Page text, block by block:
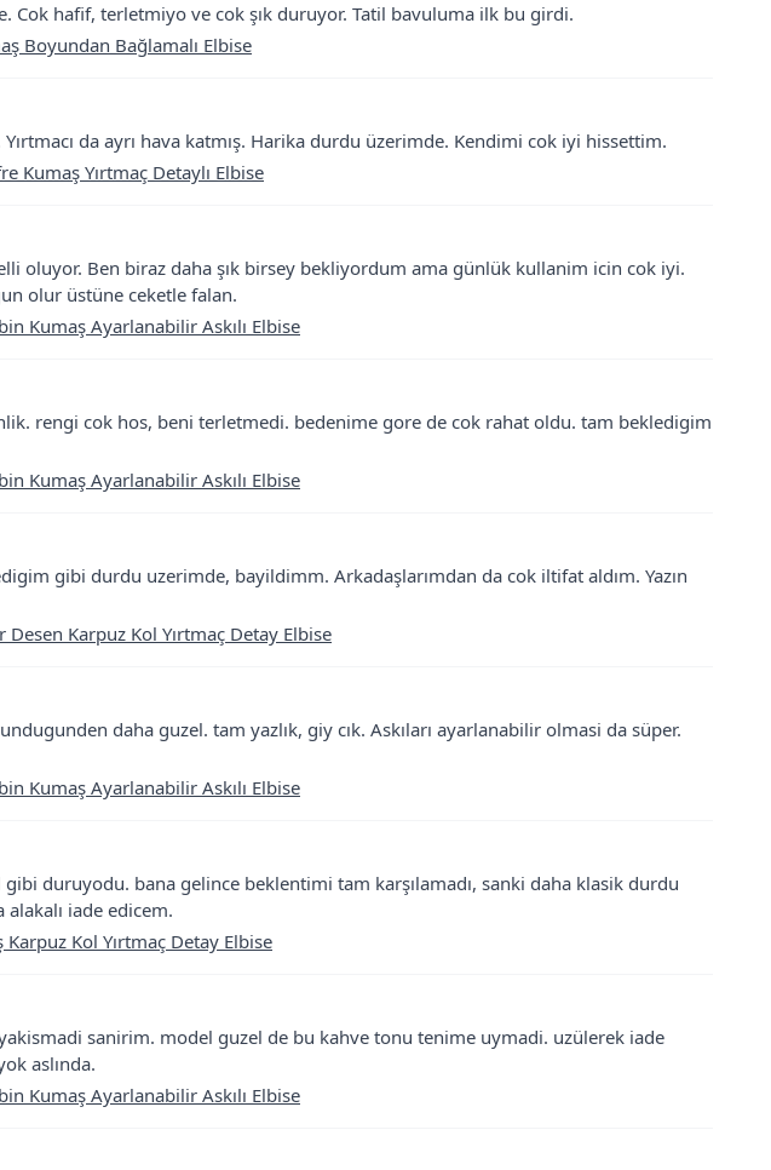
Cok hafif, terletmiyo ve cok şık duruyor. Tatil bavuluma ilk bu girdi.
Boyundan Bağlamalı Elbise
da ayrı hava katmış. Harika durdu üzerimde. Kendimi cok iyi hissettim.
Kumaş Yırtmaç Detaylı Elbise
oluyor. Ben biraz daha şık birsey bekliyordum ama günlük kullanim icin cok iyi.
olur üstüne ceketle falan.
Kumaş Ayarlanabilir Askılı Elbise
rengi cok hos, beni terletmedi. bedenime gore de cok rahat oldu. tam bekledigim
Kumaş Ayarlanabilir Askılı Elbise
gibi durdu uzerimde, bayildimm. Arkadaşlarımdan da cok iltifat aldım. Yazın
Desen Karpuz Kol Yırtmaç Detay Elbise
daha guzel. tam yazlık, giy cık. Askıları ayarlanabilir olmasi da süper.
Kumaş Ayarlanabilir Askılı Elbise
duruyodu. bana gelince beklentimi tam karşılamadı, sanki daha klasik durdu
iade edicem.
Kol Yırtmaç Detay Elbise
sanirim. model guzel de bu kahve tonu tenime uymadi. uzülerek iade
aslında.
Kumaş Ayarlanabilir Askılı Elbise